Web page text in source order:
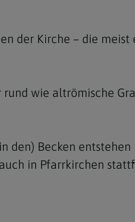
der Kirche – die meist
wie altrömische
den) Becken entstehen
in Pfarrkirchen